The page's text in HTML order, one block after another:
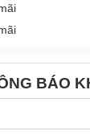
BÁO